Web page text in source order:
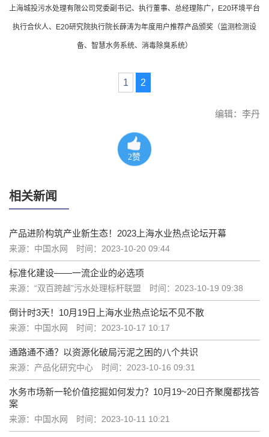
上海城投污水处理有限公司党委副书记、执行董事、总经理陈广，E20环境平台
执行合伙人、E20研究院执行院长薛涛为年度用户推荐产品颁奖（监测检测设
备、智慧水务系统、消毒除臭系统）
1 2
编辑：李丹
2赞
相关新闻
产品进阶构筑产业新生态！2023上海水业热点论坛开幕
来源：中国水网 时间：2023-10-20 09:44
标准化建设——一流企业的必选项
来源：“双百跨越”污水处理标杆联盟 时间：2023-10-19 09:38
倒计时3天！10月19日上海水业热点论坛不见不散
来源：中国水网 时间：2023-10-17 10:17
通路通不通？以资源化破局污泥之困的八个共识
来源：产品化研究中心 时间：2023-10-16 09:31
水务市场新一轮价值挖掘如何发力？10月19~20日齐聚魔都找答
案
来源：中国水网 时间：2023-10-11 10:21